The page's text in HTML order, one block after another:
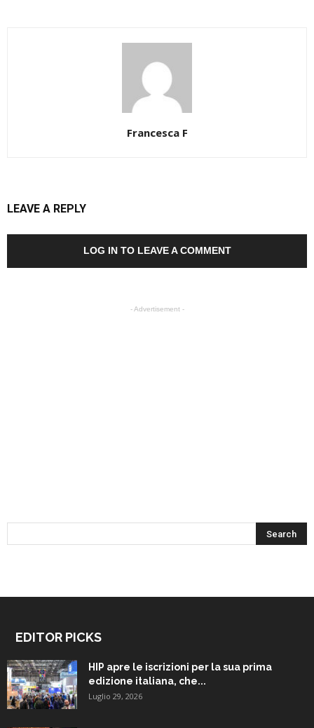
Francesca F
LEAVE A REPLY
LOG IN TO LEAVE A COMMENT
- Advertisement -
EDITOR PICKS
HIP apre le iscrizioni per la sua prima
edizione italiana, che...
Luglio 29, 2026